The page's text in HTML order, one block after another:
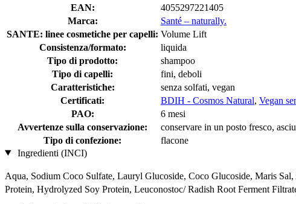
EAN:
4055297221405
Marca:
Santé – naturally.
SANTE: linee cosmetiche per capelli: Volume Lift
Consistenza/formato:
liquida
Tipo di prodotto:
shampoo
Tipo di capelli:
fini, deboli
Caratteristiche:
senza solfati, vegan
Certificati:
BDIH - Cosmos Natural, Vegan
PAO:
6 mesi
Avvertenze sulla conservazione:
conservare in un posto fresco,
Tipo di confezione:
flacone
Ingredienti (INCI)
Aqua, Sodium Coco­ Sulfate, Lauryl Glucoside, Coco Glucoside, Maris
Protein, Hydrolyzed Soy Protein, Leuconostoc/ Radish Root Ferment